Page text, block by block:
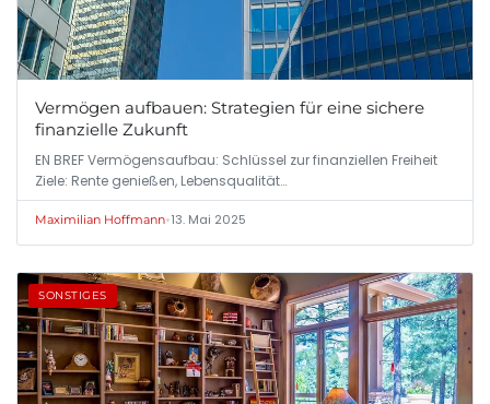
Vermögen aufbauen: Strategien für eine sichere
finanzielle Zukunft
EN BREF Vermögensaufbau: Schlüssel zur finanziellen Freiheit
Ziele: Rente genießen, Lebensqualität…
Maximilian Hoffmann•13. Mai 2025
SONSTIGES